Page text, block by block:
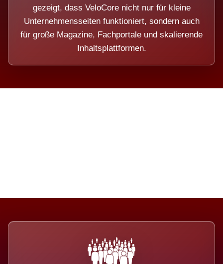
gezeigt, dass VeloCore nicht nur für kleine
Unternehmensseiten funktioniert, sondern auch
für große Magazine, Fachportale und skalierende
Inhaltsplattformen.